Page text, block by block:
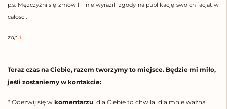
p.s. Mężczyźni się zmówili i nie wyrazili zgody na publikację swoich facjat w
całości.
zdj:3
Teraz czas na Ciebie, razem tworzymy to miejsce. Będzie mi miło,
jeśli zostaniemy w kontakcie:
* Odezwij się w komentarzu, dla Ciebie to chwila, dla mnie ważna